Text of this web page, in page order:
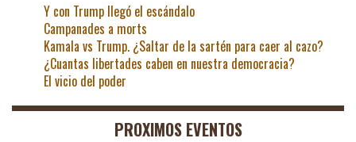
Y con Trump llegó el escándalo
Campanades a morts
Kamala vs Trump. ¿Saltar de la sartén para caer al cazo?
¿Cuantas libertades caben en nuestra democracia?
El vicio del poder
PROXIMOS EVENTOS